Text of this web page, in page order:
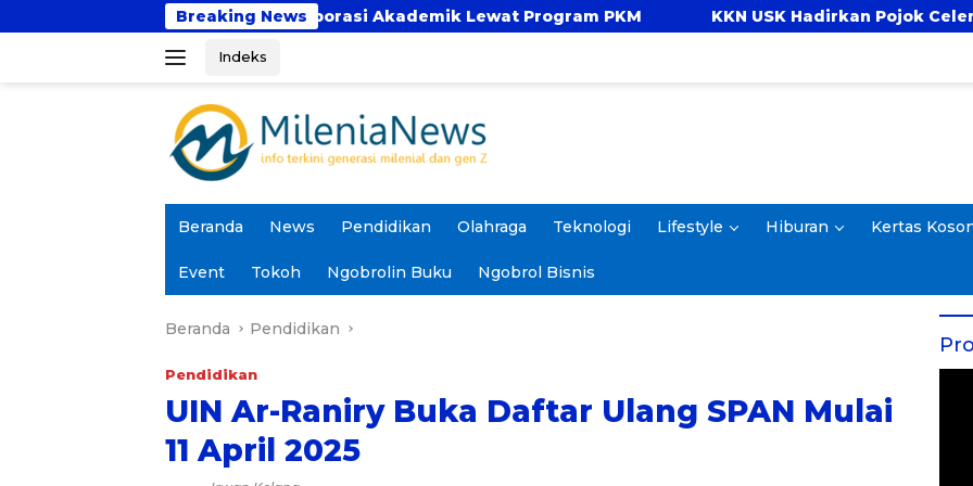
ke
Breaking News
Perkuat Kolaborasi Akademik Lewat Program PKM KKN USK Hadirkan Pojok Celengan, Ajarkan Anak
Indeks
Beranda News Pendidikan Olahraga Teknologi Lifestyle Hiburan Kertas
Event Tokoh Ngobrolin Buku Ngobrol Bisnis
Beranda Pendidikan
Pendidikan
UIN Ar-Raniry Buka Daftar Ulang SPAN Mulai
11 April 2025